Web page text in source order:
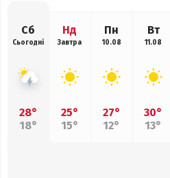
Сб
Сьогодні
28°
18°
Нд
Завтра
25°
15°
Пн
10.08
27°
12°
Вт
11.08
30°
13°